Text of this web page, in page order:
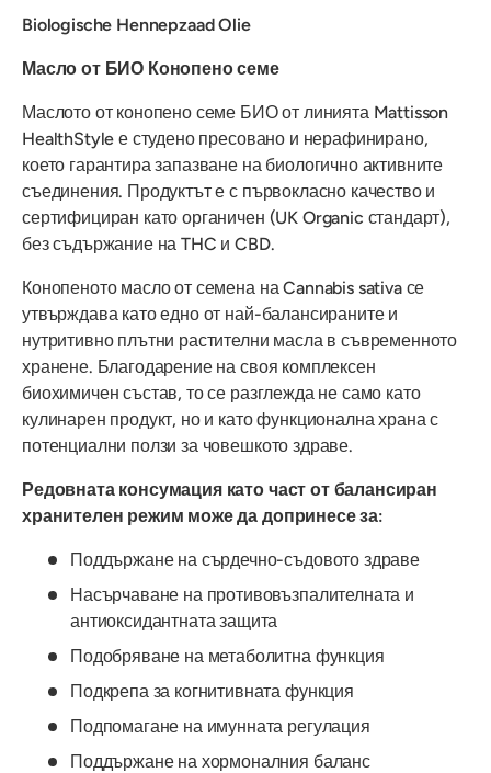
Biologische Hennepzaad Olie
Масло от БИО Конопено семе
Маслото от конопено семе БИО от линията Mattisson
HealthStyle е студено пресовано и нерафинирано,
което гарантира запазване на биологично активните
съединения. Продуктът е с първокласно качество и
сертифициран като органичен (UK Organic стандарт),
без съдържание на THC и CBD.
Конопеното масло от семена на Cannabis sativa се
утвърждава като едно от най-балансираните и
нутритивно плътни растителни масла в съвременното
хранене. Благодарение на своя комплексен
биохимичен състав, то се разглежда не само като
кулинарен продукт, но и като функционална храна с
потенциални ползи за човешкото здраве.
Редовната консумация като част от балансиран
хранителен режим може да допринесе за:
Поддържане на сърдечно-съдовото здраве
Насърчаване на противовъзпалителната и
антиоксидантната защита
Подобряване на метаболитна функция
Подкрепа за когнитивната функция
Подпомагане на имунната регулация
Поддържане на хормоналния баланс